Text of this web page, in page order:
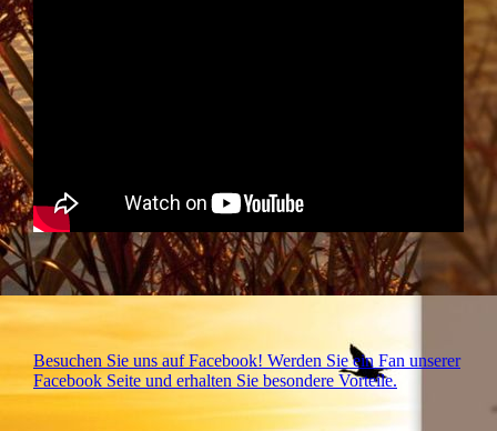
Besuchen Sie uns auf Facebook! Werden Sie ein Fan unserer
Facebook Seite und erhalten Sie besondere Vorteile.